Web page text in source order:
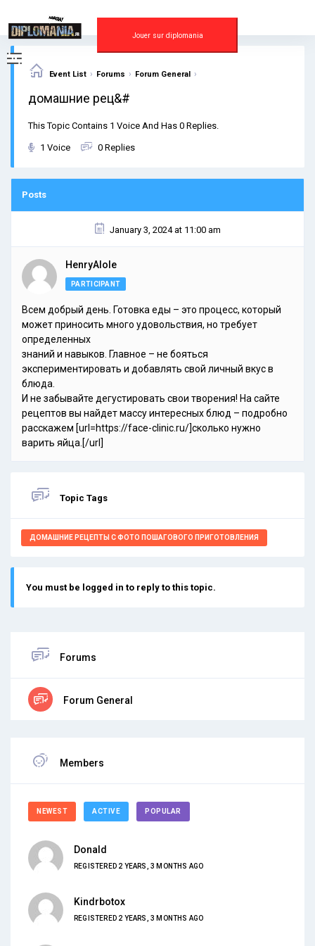
content
Jouer sur diplomania
Event List › Forums › Forum General ›
домашние рец&#
This Topic Contains 1 Voice And Has 0 Replies.
1 Voice 0 Replies
Posts
January 3, 2024 at 11:00 am
HenryAlole
PARTICIPANT
Всем добрый день. Готовка еды – это процесс, который
может приносить много удовольствия, но требует
определенных
знаний и навыков. Главное – не бояться
экспериментировать и добавлять свой личный вкус в
блюда.
И не забывайте дегустировать свои творения! На сайте
рецептов вы найдет массу интересных блюд – подробно
расскажем [url=https://face-clinic.ru/]сколько нужно
варить яйца.[/url]
Topic Tags
ДОМАШНИЕ РЕЦЕПТЫ С ФОТО ПОШАГОВОГО ПРИГОТОВЛЕНИЯ
You must be logged in to reply to this topic.
Forums
Forum General
Members
NEWEST ACTIVE POPULAR
Donald
REGISTERED 2 YEARS, 3 MONTHS AGO
Kindrbotox
REGISTERED 2 YEARS, 3 MONTHS AGO